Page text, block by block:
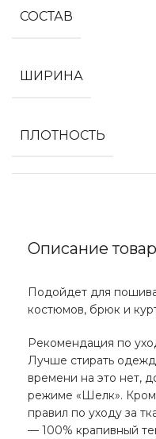
Описание
Подойдет для
костюмов, брюк и
Рекомендация по
Лучше стирать
времени на это нет,
режиме «Шелк».
правил по уходу за
— 100% крапивный
СОСТАВ
ШИРИНА
ПЛОТНОСТЬ